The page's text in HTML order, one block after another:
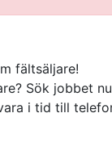
fältsäljare!
Sök jobbet
i tid till